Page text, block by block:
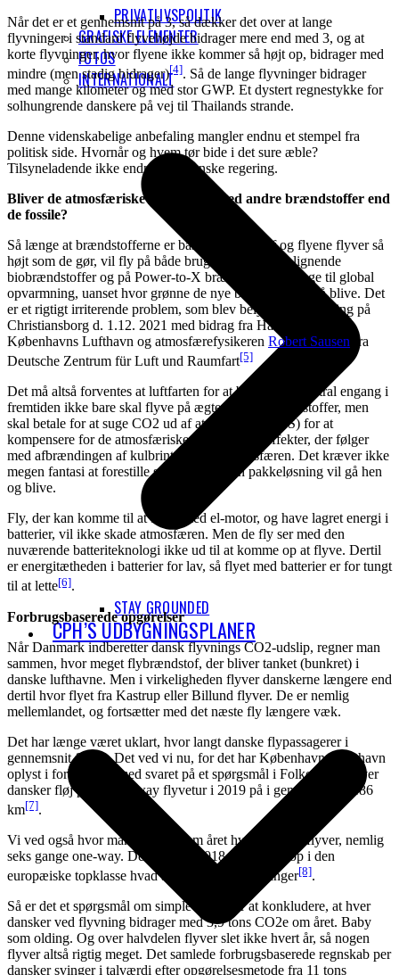
PRIVATLIVSPOLITIK
GRAFISKE ELEMENTER
FOTOS
INTERNATIONALT
STAY GROUNDED
CPH’S UDBYGNINGSPLANER
Når det er et gennemsnit på 3, så dækker det over at lange
flyvninger i standard flyvehøjde bidrager mere end med 3, og at
korte flyvninger, hvor flyene ikke kommer så højt op, bidrager med
mindre (men stadig bidrager)[4]. Så de lange flyvninger bidrager
med mange kilometer og med stor GWP. Et dystert regnestykke for
solhungrende danskere på vej til Thailands strande.
Denne videnskabelige anbefaling mangler endnu et stempel fra
politisk side. Hvornår og hvem tør bide i det sure æble?
Tilsyneladende ikke endnu den danske regering.
Bliver de atmosfæriske bidrag løst med andre brændstoffer end
de fossile?
Så længe at brændstofferne er baseret på kulstof og flyene flyver så
højt som de gør, vil fly på både brugt fritureolie og lignende
biobrændstoffer og på Power-to-X brændstoffer bidrage til global
opvarmning, uanset hvor grønne de nye brændstoffer må blive. Det
er et rigtigt irriterende problem, som blev belyst ved en høring på
Christiansborg d. 1.12. 2021 med bidrag fra Haldor Topsøe,
Københavns Lufthavn og atmosfærefysikeren Robert Sausen fra
Deutsche Zentrum für Luft und Raumfart[5]
Det må altså forventes at luftfarten for at blive klimaneutral engang i
fremtiden ikke bare skal flyve på ægte grønne brændstoffer, men
skal betale for at suge CO2 ud af atmosfæren (CCS) for at
kompensere for de atmosfæriske opvarmende effekter, der følger
med afbrændingen af kulbrinter oppe i atmosfæren. Det kræver ikke
megen fantasi at forestille sig hvor dyr den pakkeløsning vil gå hen
og blive.
Fly, der kan komme til at flyve med el-motor, og have lagret energi i
batterier, vil ikke skade atmosfæren. Men de fly ser med den
nuværende batteriteknologi ikke ud til at komme op at flyve. Dertil
er energitætheden i batterier for lav, så flyet med batterier er for tungt
til at lette[6].
Forbrugsbaserede opgørelser
Når Danmark indberetter dansk flyvnings CO2-udslip, regner man
sammen, hvor meget flybrændstof, der bliver tanket (bunkret) i
danske lufthavne. Men i virkeligheden flyver danskerne længere end
dertil hvor flyet fra Kastrup eller Billund flyver. De er nemlig
mellemlandet, og fortsætter med det næste fly længere væk.
Det har længe været uklart, hvor langt danske flypassagerer i
gennemsnit flyver. Det ved vi nu, for det har Københavns Lufthavn
oplyst i forbindelse med svaret på et spørgsmål i Folketinget. Hver
dansker fløj på en one-way flyvetur i 2019 på i gennemsnit 2.186
km[7].
Vi ved også hvor mange gange om året hver dansker flyver, nemlig
seks gange one-way. Det bragte i 2018 danskerne op i den
europæiske topklasse hvad angår antal af flyvninger[8].
Så er det et spørgsmål om simple regnerier at konkludere, at hver
dansker ved flyvning bidrager med 3,9 tons CO2e om året. Baby
som olding. Og over halvdelen flyver slet ikke hvert år, så nogen
flyver altså rigtig meget. Det samlede forbrugsbaserede regnskab per
dansker svinger i talværdi efter opgørelsesmetode fra 11 tons